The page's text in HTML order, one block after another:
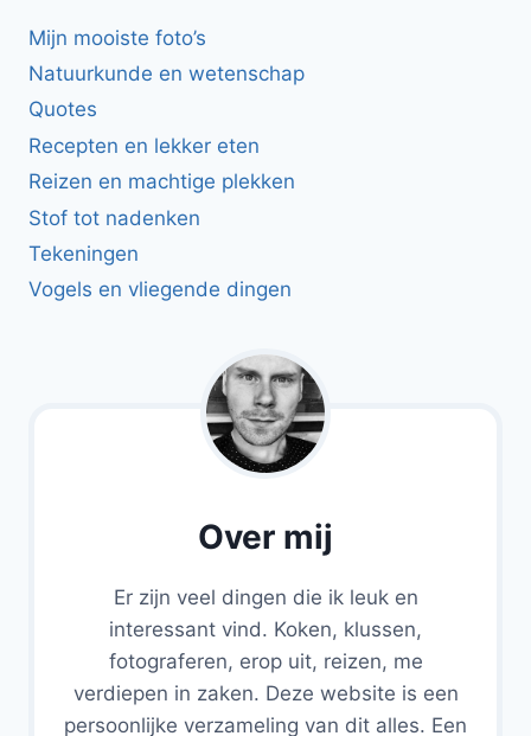
Mijn mooiste foto’s
Natuurkunde en wetenschap
Quotes
Recepten en lekker eten
Reizen en machtige plekken
Stof tot nadenken
Tekeningen
Vogels en vliegende dingen
Over mij
Er zijn veel dingen die ik leuk en
interessant vind. Koken, klussen,
fotograferen, erop uit, reizen, me
verdiepen in zaken. Deze website is een
persoonlijke verzameling van dit alles. Een